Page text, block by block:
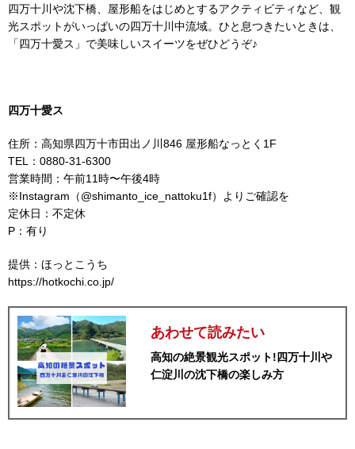
四万十川や沈下橋、屋形船をはじめとするアクティビティなど、観
光スポットがいっぱいの四万十川中流域。ひと息つきたいときは、
「四万十愛ス」で美味しいスイーツをぜひどうぞ♪
四万十愛ス
住所：高知県四万十市田出ノ川846 屋形船なっとく1F
TEL：0880-31-6300
営業時間：午前11時〜午後4時
※Instagram（@shimanto_ice_nattoku1f）よりご確認を
定休日：不定休
P：有り
提供：ほっとこうち
https://hotkochi.co.jp/
あわせて読みたい
高知の絶景観光スポット!四万十川や
仁淀川の沈下橋の楽しみ方